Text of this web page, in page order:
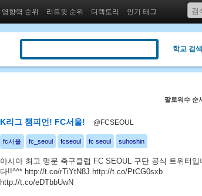
영향력 순위 리트윗 순위 디렉토리 인기 태그
학교 검색
팔로워수 순
K리그 챔피언! FC서울! @FCSEOUL
fc서울 fc_seoul fcseoul fc seoul suhoshin
아시아 최고 명문 축구클럽 FC SEOUL 구단 공식 트위터입
다!!^^* http://t.co/rTiYtN8J http://t.co/PtCG0sxb
http://t.co/eDTbbUwN